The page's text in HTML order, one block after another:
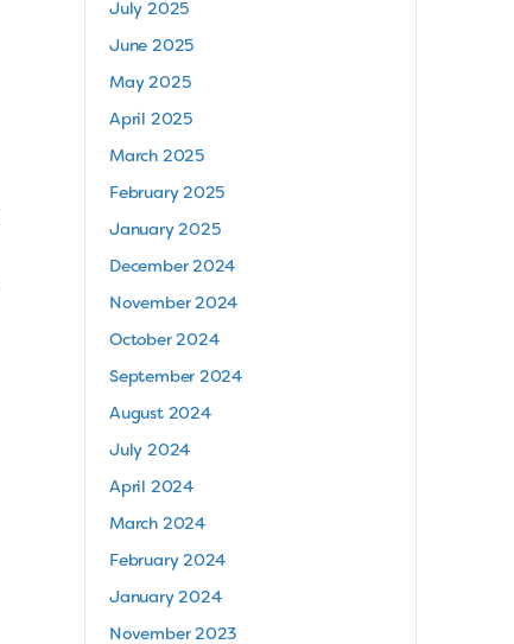
July 2025
June 2025
May 2025
April 2025
March 2025
February 2025
January 2025
December 2024
November 2024
October 2024
September 2024
August 2024
July 2024
April 2024
March 2024
February 2024
January 2024
November 2023